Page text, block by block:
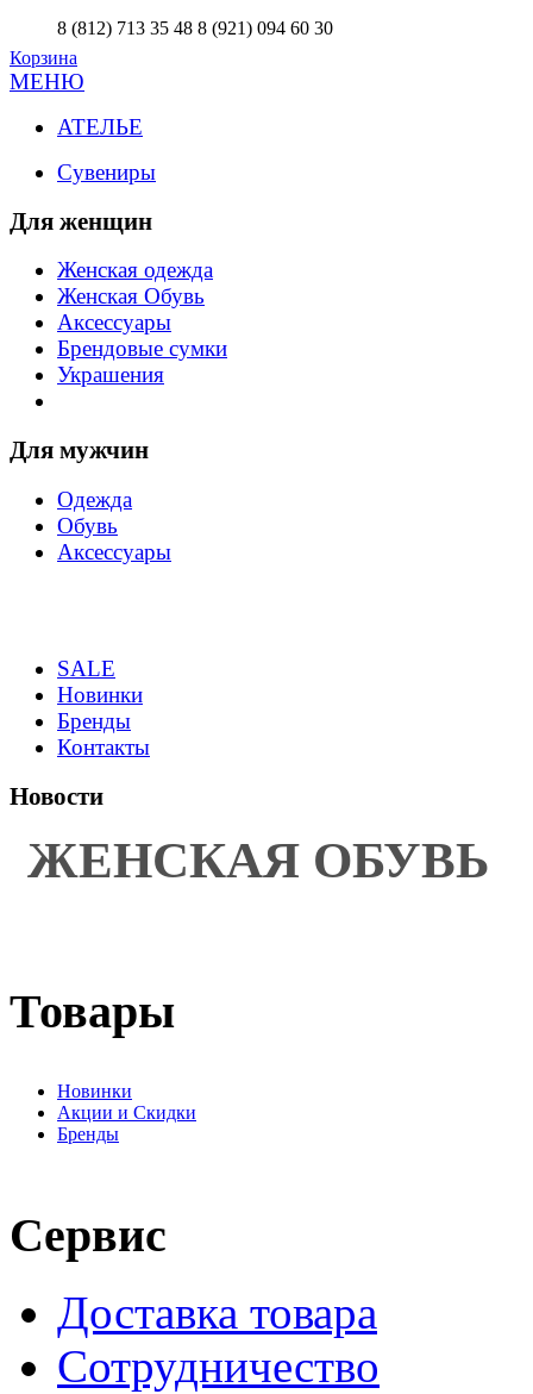
8 (812) 713 35 48 8 (921) 094 60 30
Корзина
МЕНЮ
АТЕЛЬЕ
Сувениры
Для женщин
Женская одежда
Женская Обувь
Аксессуары
Брендовые сумки
Украшения
Для мужчин
Одежда
Обувь
Аксессуары
SALE
Новинки
Бренды
Контакты
Новости
ЖЕНСКАЯ ОБУВЬ
Товары
Новинки
Акции и Скидки
Бренды
Сервис
Доставка товара
Сотрудничество